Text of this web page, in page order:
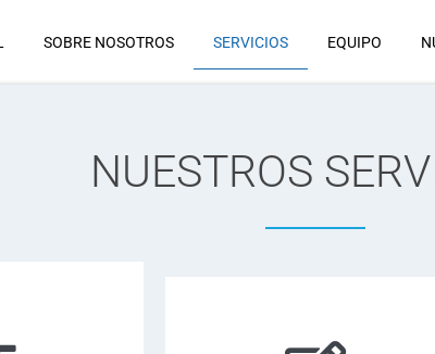
SOBRE NOSOTROS SERVICIOS EQUIPO
NUESTROS